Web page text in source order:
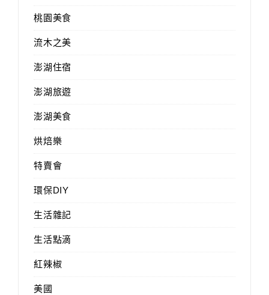
桃園美食
流木之美
澎湖住宿
澎湖旅遊
澎湖美食
烘焙樂
特賣會
環保DIY
生活雜記
生活點滴
紅辣椒
美國